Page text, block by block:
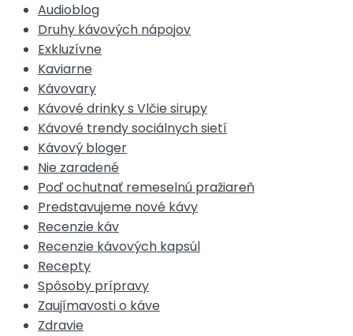
Audioblog
Druhy kávových nápojov
Exkluzívne
Kaviarne
Kávovary
Kávové drinky s Vlčie sirupy
Kávové trendy sociálnych sietí
Kávový bloger
Nie zaradené
Poď ochutnať remeselnú pražiareň
Predstavujeme nové kávy
Recenzie káv
Recenzie kávových kapsúl
Recepty
Spôsoby prípravy
Zaujímavosti o káve
Zdravie